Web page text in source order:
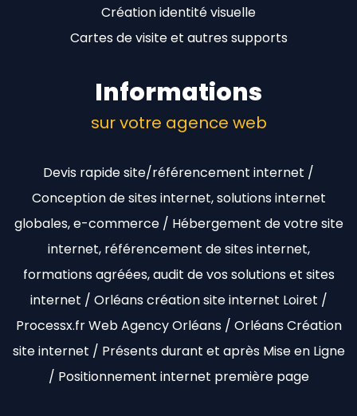
Création identité visuelle
Cartes de visite et autres supports
Informations
sur votre agence web
Devis rapide site/référencement internet /
Conception de sites internet, solutions internet
globales, e-commerce / Hébergement de votre site
internet, référencement de sites internet,
formations agréées, audit de vos solutions et sites
internet / Orléans création site internet Loiret /
Processx.fr Web Agency Orléans / Orléans Création
site internet / Présents durant et après Mise en Ligne
/ Positionnement internet première page